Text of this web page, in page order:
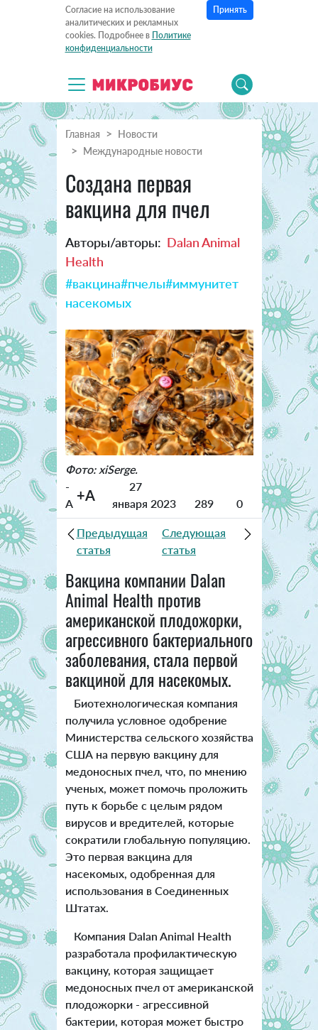
Согласие на использование
аналитических и рекламных
cookies. Подробнее в Политике
конфиденциальности
Принять
Главная
Новости
Международные новости
Создана первая
вакцина для пчел
Авторы/авторы: Dalan Animal
Health
#вакцина#пчелы#иммунитет
насекомых
Фото: xiSerge.
-
A +A
27
января 2023
289 0
Предыдущая
статья
Следующая
статья
Вакцина компании Dalan
Animal Health против
американской плодожорки,
агрессивного бактериального
заболевания, стала первой
вакциной для насекомых.
Биотехнологическая компания
получила условное одобрение
Министерства сельского хозяйства
США на первую вакцину для
медоносных пчел, что, по мнению
ученых, может помочь проложить
путь к борьбе с целым рядом
вирусов и вредителей, которые
сократили глобальную популяцию.
Это первая вакцина для
насекомых, одобренная для
использования в Соединенных
Штатах.
Компания Dalan Animal Health
разработала профилактическую
вакцину, которая защищает
медоносных пчел от американской
плодожорки - агрессивной
бактерии, которая может быстро